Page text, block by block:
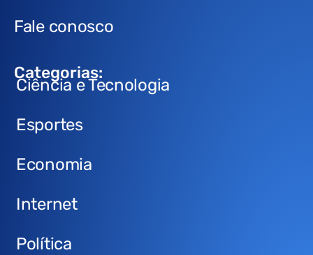
Fale conosco
Categorias:
Ciência e Tecnologia
Esportes
Economia
Internet
Política